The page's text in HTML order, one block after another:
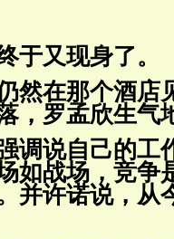
于又现身了。
然在那个酒店
，罗孟欣生气
调说自己的工
如战场，竞争
并许诺说，从